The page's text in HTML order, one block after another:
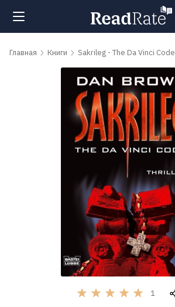
Поиск
Главная Книги Sakrileg - The Da Vinci Code
1